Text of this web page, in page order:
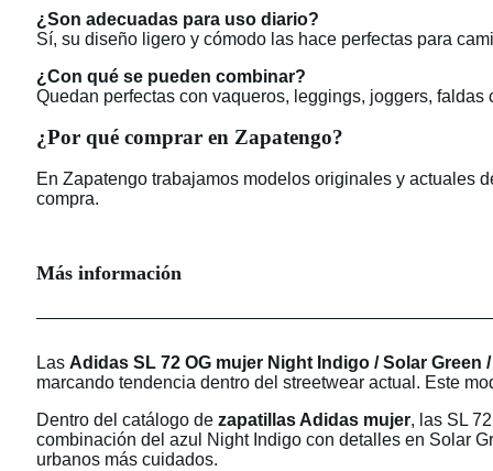
¿Son adecuadas para uso diario?
Sí, su diseño ligero y cómodo las hace perfectas para
¿Con qué se pueden combinar?
Quedan perfectas con vaqueros, leggings, joggers,
¿Por qué comprar en Zapatengo?
En Zapatengo trabajamos modelos originales y actuales
compra.
Más información
Las Adidas SL 72 OG mujer Night Indigo / Solar Green
marcando tendencia dentro del streetwear actual. Este
Dentro del catálogo de zapatillas Adidas mujer, las SL
combinación del azul Night Indigo con detalles en Solar
urbanos más cuidados.